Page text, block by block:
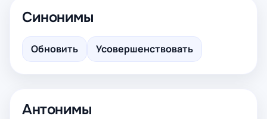
Синонимы
Обновить Усовершенствовать
Антонимы